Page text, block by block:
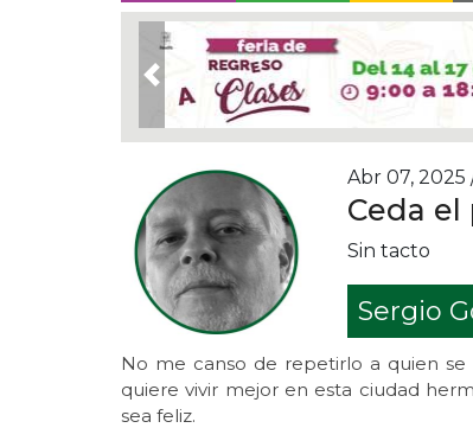
Previous
Abr 07, 2025
Ceda el
Sin tacto
Sergio
No me canso de repetirlo a quien
quiere vivir mejor en esta ciudad
sea feliz.